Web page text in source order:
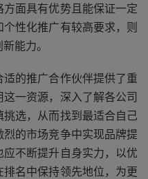
面具有优势且能保证一定
性化推广有较高要求，则
能力。
的推广合作伙伴提供了重
一资源，深入了解各公司
选，从而找到最适合自己
的市场竞争中实现品牌提
不断提升自身实力，以优
名中保持领先地位，为更